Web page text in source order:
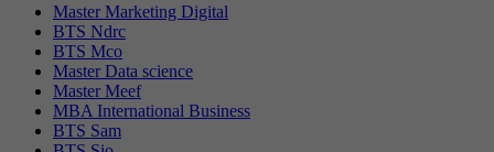
Master Marketing Digital
BTS Ndrc
BTS Mco
Master Data science
Master Meef
MBA International Business
BTS Sam